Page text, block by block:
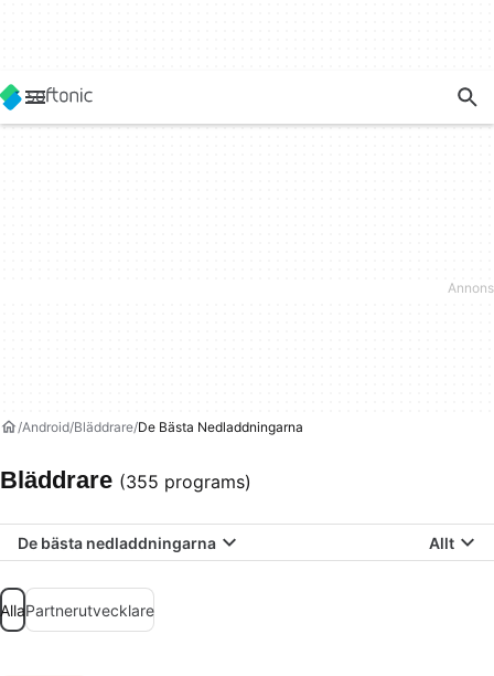
Android Bläddrare De Bästa Nedladdningarna
Bläddrare (355 programs)
De bästa nedladdningarna Allt
AllaPartnerutvecklare